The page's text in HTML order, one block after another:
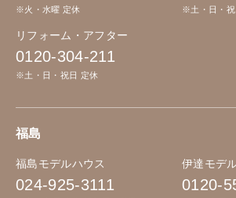
※火・水曜 定休 ※土・日・祝
リフォーム・アフター
0120-304-211
※土・日・祝日 定休
福島
福島モデルハウス
024-925-3111
伊達モデ
0120-